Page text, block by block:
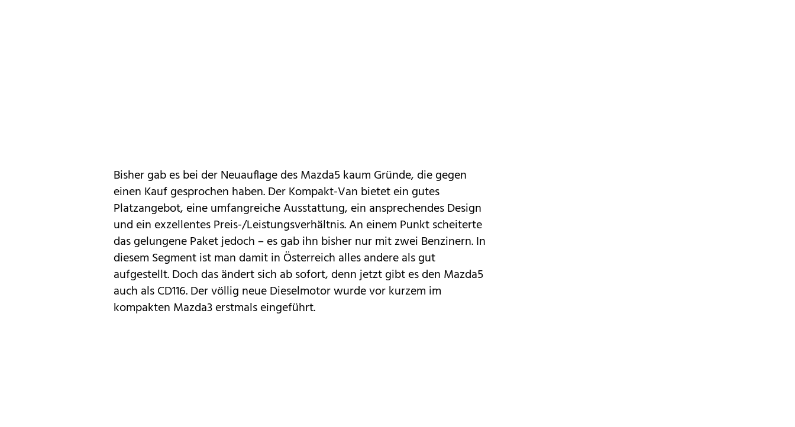
Bisher gab es bei der Neuauflagedes Mazda5kaum Gründe, die gegen
einen Kauf gesprochen haben. Der Kompakt-Van bietet ein gutes
Platzangebot, eine umfangreiche Ausstattung, ein ansprechendes Design
und ein exzellentes Preis-/Leistungsverhältnis. An einem Punkt scheiterte
das gelungene Paket jedoch – es gab ihn bisher nur mit zwei Benzinern. In
diesem Segment ist man damit in Österreich alles andere als gut
aufgestellt. Doch das ändert sich ab sofort, denn jetzt gibt es den Mazda5
auch als CD116. Der völlig neue Dieselmotor wurde vor kurzem im
kompakten Mazda3erstmals eingeführt.